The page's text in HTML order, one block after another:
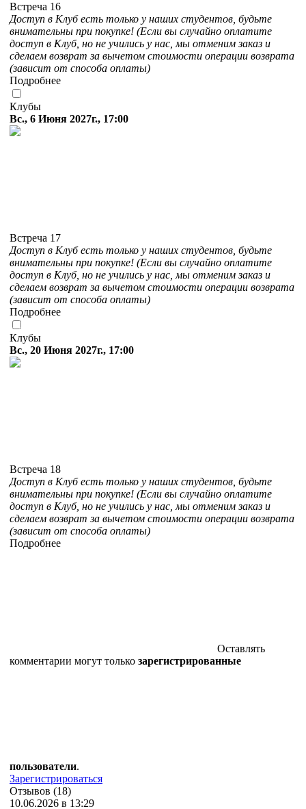
Встреча 16
Доступ в Клуб есть только у наших студентов, будьте
внимательны при покупке! (Если вы случайно оплатите
доступ в Клуб, но не учились у нас, мы отменим заказ и
сделаем возврат за вычетом стоимости операции возврата
(зависит от способа оплаты)
Подробнее
Клубы
Вс., 6 Июня 2027г., 17:00
Встреча 17
Доступ в Клуб есть только у наших студентов, будьте
внимательны при покупке! (Если вы случайно оплатите
доступ в Клуб, но не учились у нас, мы отменим заказ и
сделаем возврат за вычетом стоимости операции возврата
(зависит от способа оплаты)
Подробнее
Клубы
Вс., 20 Июня 2027г., 17:00
Встреча 18
Доступ в Клуб есть только у наших студентов, будьте
внимательны при покупке! (Если вы случайно оплатите
доступ в Клуб, но не учились у нас, мы отменим заказ и
сделаем возврат за вычетом стоимости операции возврата
(зависит от способа оплаты)
Подробнее
Оставлять
комментарии могут только зарегистрированные
пользователи.
Зарегистрироваться
Отзывов (18)
10.06.2026 в 13:29